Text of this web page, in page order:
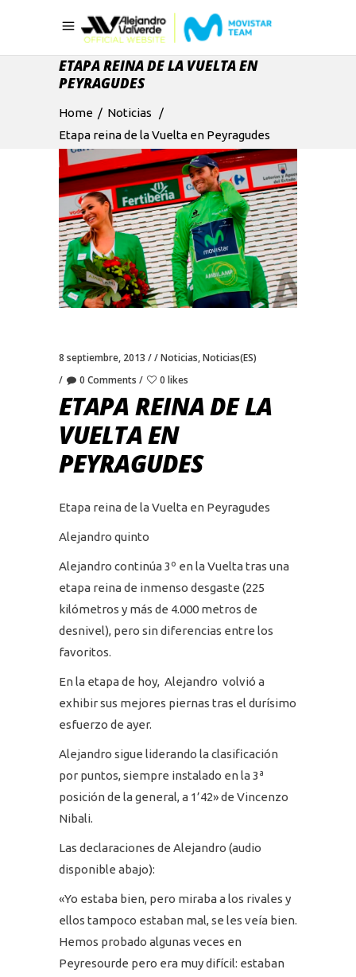
ETAPA REINA DE LA VUELTA EN
PEYRAGUDES
Home / Noticias
/
Etapa reina de la Vuelta en Peyragudes
8 septiembre, 2013 Noticias,Noticias(ES)
0 Comments
0 likes
ETAPA REINA DE LA
VUELTA EN
PEYRAGUDES
Etapa reina de la Vuelta en Peyragudes
Alejandro quinto
Alejandro continúa 3º en la Vuelta tras una
etapa reina de inmenso desgaste (225
kilómetros y más de 4.000 metros de
desnivel), pero sin diferencias entre los
favoritos.
En la etapa de hoy, Alejandro volvió a
exhibir sus mejores piernas tras el durísimo
esfuerzo de ayer.
Alejandro sigue liderando la clasificación
por puntos, siempre instalado en la 3ª
posición de la general, a 1’42» de Vincenzo
Nibali.
Las declaraciones de Alejandro (audio
disponible abajo):
«Yo estaba bien, pero miraba a los rivales y
ellos tampoco estaban mal, se les veía bien.
Hemos probado algunas veces en
Peyresourde pero era muy difícil: estaban